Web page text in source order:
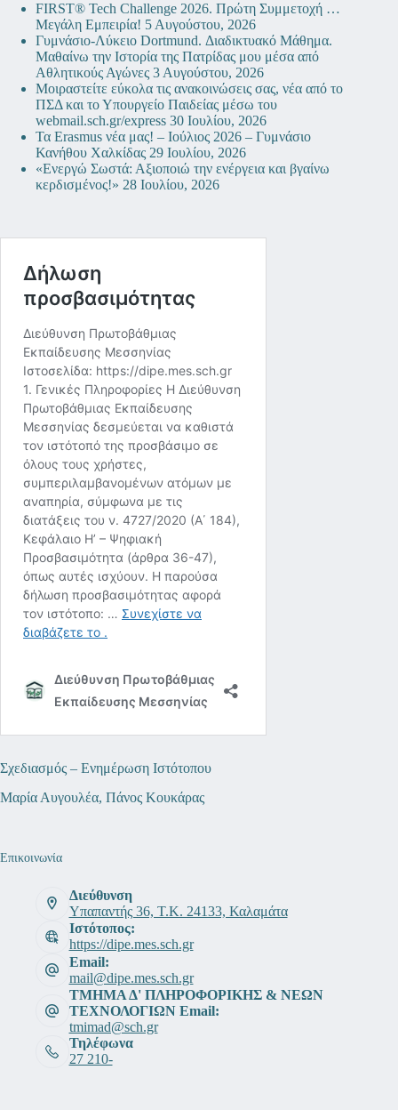
FIRST® Tech Challenge 2026. Πρώτη Συμμετοχή …
Μεγάλη Εμπειρία! 5 Αυγούστου, 2026
Γυμνάσιο-Λύκειο Dortmund. Διαδικτυακό Μάθημα.
Μαθαίνω την Ιστορία της Πατρίδας μου μέσα από
Αθλητικούς Αγώνες 3 Αυγούστου, 2026
Μοιραστείτε εύκολα τις ανακοινώσεις σας, νέα από το
ΠΣΔ και το Υπουργείο Παιδείας μέσω του
webmail.sch.gr/express 30 Ιουλίου, 2026
Τα Erasmus νέα μας! – Ιούλιος 2026 – Γυμνάσιο
Κανήθου Χαλκίδας 29 Ιουλίου, 2026
«Ενεργώ Σωστά: Αξιοποιώ την ενέργεια και βγαίνω
κερδισμένος!» 28 Ιουλίου, 2026
Σχεδιασμός – Ενημέρωση Ιστότοπου
Μαρία Αυγουλέα, Πάνος Κουκάρας
Επικοινωνία
Διεύθυνση
Υπαπαντής 36, Τ.Κ. 24133, Καλαμάτα
Ιστότοπος:
https://dipe.mes.sch.gr
Email:
mail@dipe.mes.sch.gr
ΤΜΗΜΑ Δ' ΠΛΗΡΟΦΟΡΙΚΗΣ & ΝΕΩΝ
ΤΕΧΝΟΛΟΓΙΩΝ Email:
tmimad@sch.gr
Τηλέφωνα
27 210-